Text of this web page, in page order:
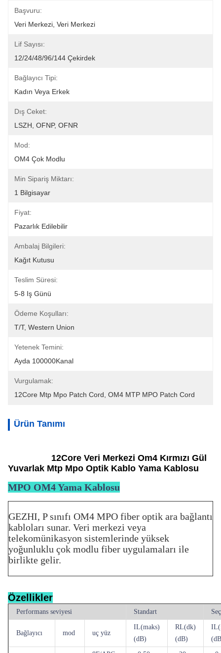
Başvuru:
Veri Merkezi, Veri Merkezi
Lif Sayısı:
12/24/48/96/144 Çekirdek
Bağlayıcı Tipi:
Kadın Veya Erkek
Dış Ceket:
LSZH, OFNP, OFNR
Mod:
OM4 Çok Modlu
Min Sipariş Miktarı:
1 Bilgisayar
Fiyat:
Pazarlık Edilebilir
Ambalaj Bilgileri:
Kağıt Kutusu
Teslim Süresi:
5-8 Iş Günü
Ödeme Koşulları:
T/T, Western Union
Yetenek Temini:
Ayda 100000Kanal
Vurgulamak:
12Core Mtp Mpo Patch Cord OM4 MTP MPO Patch Cord
Ürün Tanımı
12Core Veri Merkezi Om4 Kırmızı Gül
Yuvarlak Mtp Mpo Optik Kablo Yama Kablosu
MPO OM4 Yama Kablosu
GEZHI, P sınıfı OM4 MPO fiber optik ara bağlantı
kabloları sunar. Veri merkezi veya
telekomünikasyon sistemlerinde yüksek
yoğunluklu çok modlu fiber uygulamaları ile
birlikte gelir.
Özellikler
Performans seviyesi Standart
Bağlayıcı mod uç yüz
IL(maks)
(dB)
RL(dk)
(dB)